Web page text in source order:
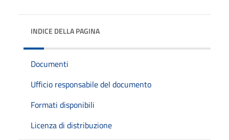
INDICE DELLA PAGINA
Documenti
Ufficio responsabile del documento
Formati disponibili
Licenza di distribuzione